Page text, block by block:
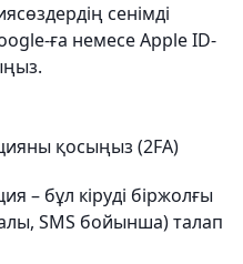
сенімді
ға немесе Apple ID-
қосыңыз (2FA)
– бұл кіруді біржолғы
SMS бойынша) талап